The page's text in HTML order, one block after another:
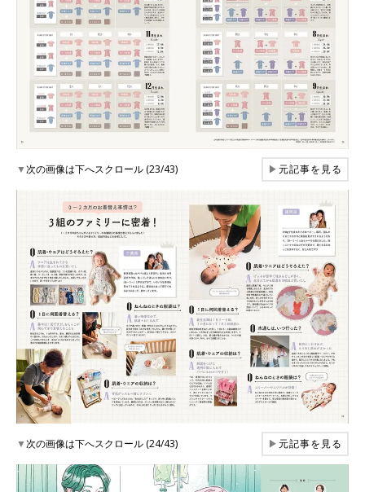
▼次の画像は下へスクロール (23/43) ▶元記事を見る
▼次の画像は下へスクロール (24/43) ▶元記事を見る